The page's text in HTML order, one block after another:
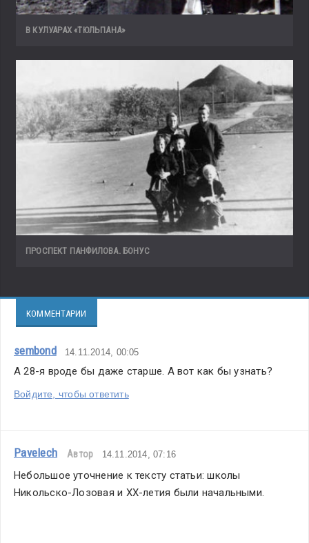
В КУЛУАРАХ «ТЮЛЬПАНА»
ПРОСПЕКТ ПАНФИЛОВА. БОНУС
КОММЕНТАРИИ
sembond 14.11.2014, 00:05
А 28-я вроде бы даже старше. А вот как бы узнать?
Войдите, чтобы ответить
Pavelech Автор 14.11.2014, 07:16
Небольшое уточнение к тексту статьи: школы
Никольско-Лозовая и ХХ-летия были начальными.